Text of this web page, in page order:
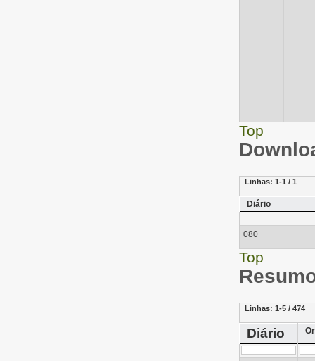
Top
Linhas: 1-1 / 1
Diário
080
Top
Linhas: 1-5 / 474
Diário